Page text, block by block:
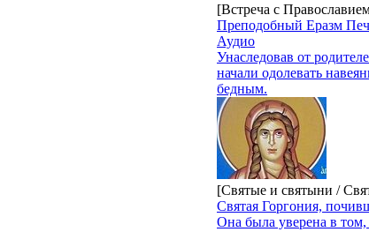
[Встреча с
Преподобный Еразм
Аудио
Унаследовав от
начали одолевать
бедным.
[Святые и святыни /
Святая Горгония,
Она была уверена в том,